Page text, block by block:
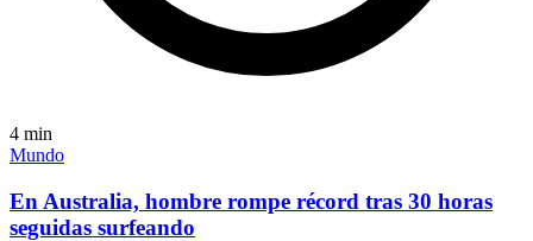
4 min
Mundo
En Australia, hombre rompe récord tras 30 horas
seguidas surfeando